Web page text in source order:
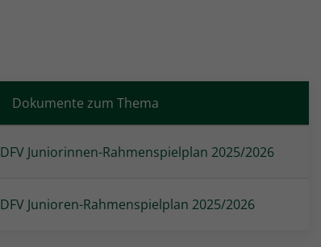
Dokumente zum Thema
Juniorinnen-Rahmenspielplan 2025/2026
Junioren-Rahmenspielplan 2025/2026